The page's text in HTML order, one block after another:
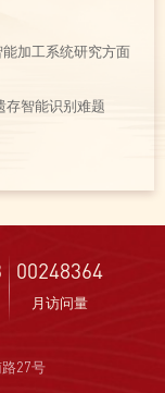
加工系统研究方面
存智能识别难题
00248364
月访问量
27号